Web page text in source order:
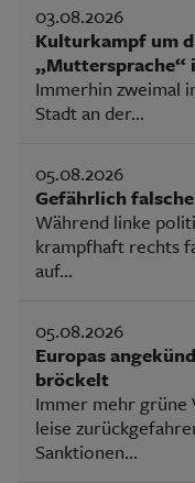
03.08.2026
Kulturkampf um
„Muttersprache“
Immerhin zweimal
Stadt an der...
05.08.2026
Gefährlich
Während linke
krampfhaft rechts
auf...
05.08.2026
Europas
bröckelt
Immer mehr
leise
Sanktionen...